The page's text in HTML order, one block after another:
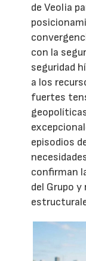
de Veolia
con la
seguridad
a los
fuertes
episodios
confirman
del Grupo